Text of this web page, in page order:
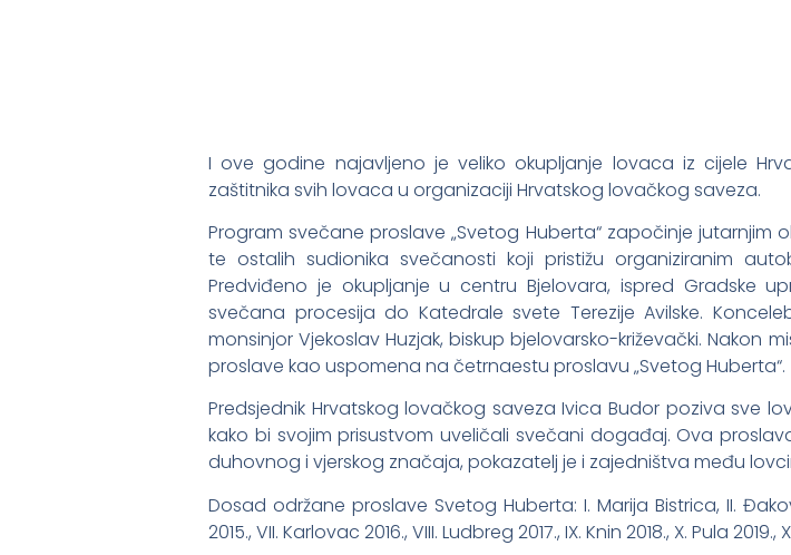
I ove godine najavljeno je veliko okupljanje lovaca iz cijele
zaštitnika svih lovaca u organizaciji Hrvatskog lovačkog saveza.
Program svečane proslave „Svetog Huberta“ započinje
te ostalih sudionika svečanosti koji pristižu organiziranim
Predviđeno je okupljanje u centru Bjelovara, ispred Gradske
svečana procesija do Katedrale svete Terezije Avilske.
monsinjor Vjekoslav Huzjak, biskup bjelovarsko-križevački.
proslave kao uspomena na četrnaestu proslavu „Svetog Huberta“.
Predsjednik Hrvatskog lovačkog saveza Ivica Budor poziva sve
kako bi svojim prisustvom uveličali svečani događaj. Ova
duhovnog i vjerskog značaja, pokazatelj je i zajedništva među
Dosad održane proslave Svetog Huberta: I. Marija Bistrica, II.
2015., VII. Karlovac 2016., VIII. Ludbreg 2017., IX. Knin 2018., X. Pula